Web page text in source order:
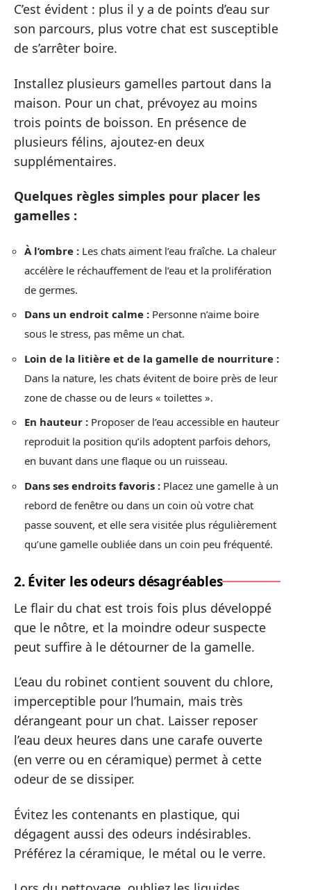
C’est évident : plus il y a de points d’eau sur
son parcours, plus votre chat est susceptible
de s’arrêter boire.
Installez plusieurs gamelles partout dans la
maison. Pour un chat, prévoyez au moins
trois points de boisson. En présence de
plusieurs félins, ajoutez-en deux
supplémentaires.
Quelques règles simples pour placer les
gamelles :
À l’ombre : Les chats aiment l’eau fraîche. La chaleur
accélère le réchauffement de l’eau et la prolifération
de germes.
Dans un endroit calme : Personne n’aime boire
sous le stress, pas même un chat.
Loin de la litière et de la gamelle de nourriture :
Dans la nature, les chats évitent de boire près de leur
zone de chasse ou de leurs « toilettes ».
En hauteur : Proposer de l’eau accessible en hauteur
reproduit la position qu’ils adoptent parfois dehors,
en buvant dans une flaque ou un ruisseau.
Dans ses endroits favoris : Placez une gamelle à un
rebord de fenêtre ou dans un coin où votre chat
passe souvent, et elle sera visitée plus régulièrement
qu’une gamelle oubliée dans un coin peu fréquenté.
2. Éviter les odeurs désagréables
Le flair du chat est trois fois plus développé
que le nôtre, et la moindre odeur suspecte
peut suffire à le détourner de la gamelle.
L’eau du robinet contient souvent du chlore,
imperceptible pour l’humain, mais très
dérangeant pour un chat. Laisser reposer
l’eau deux heures dans une carafe ouverte
(en verre ou en céramique) permet à cette
odeur de se dissiper.
Évitez les contenants en plastique, qui
dégagent aussi des odeurs indésirables.
Préférez la céramique, le métal ou le verre.